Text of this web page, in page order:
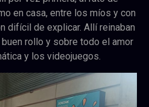
en casa, entre los míos y con
difícil de explicar. Allí reinaban
rollo y sobre todo el amor
y los videojuegos.